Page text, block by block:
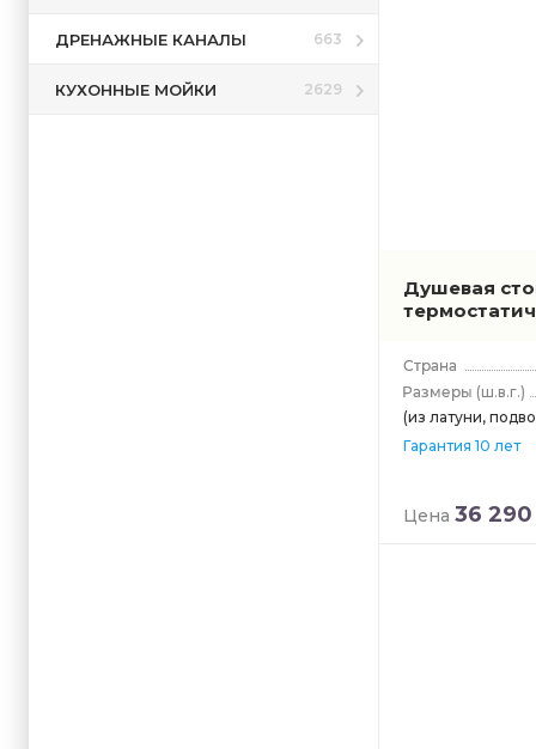
ДРЕНАЖНЫЕ КАНАЛЫ 663
КУХОННЫЕ МОЙКИ 2629
Душевая
(ш.в.г.)
(из латуни,
Гарантия 10 лет
Цена 36 290